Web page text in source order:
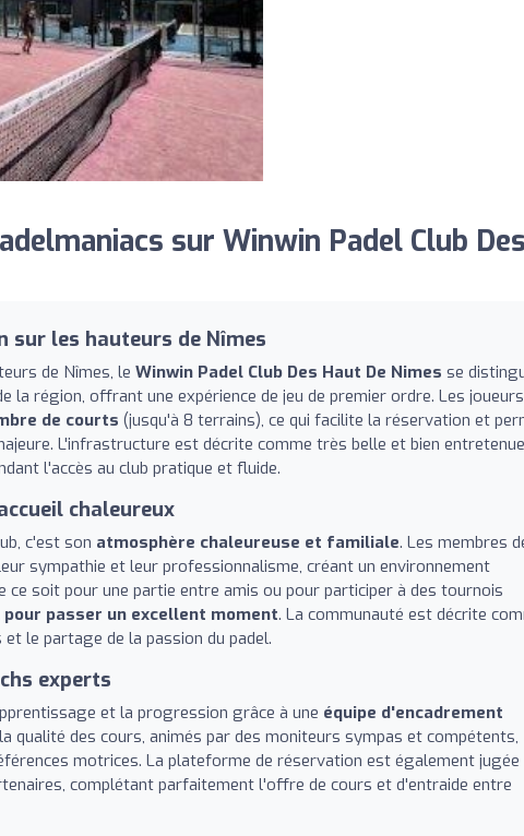
sur Winwin Padel Club Des
sur les hauteurs de Nîmes
de Nîmes, le Winwin Padel Club Des Haut De Nimes se
la région, offrant une expérience de jeu de premier ordre. Les joueurs
de courts (jusqu'à 8 terrains), ce qui facilite la réservation et
L'infrastructure est décrite comme très belle et bien
l'accès au club pratique et fluide.
chaleureux
c'est son atmosphère chaleureuse et familiale. Les membres
sympathie et leur professionnalisme, créant un environnement
ce soit pour une partie entre amis ou pour participer à des tournois
pour passer un excellent moment. La communauté est décrite
le partage de la passion du padel.
experts
et la progression grâce à une équipe d'encadrement
qualité des cours, animés par des moniteurs sympas et compétents,
motrices. La plateforme de réservation est également jugée
complétant parfaitement l'offre de cours et d'entraide entre